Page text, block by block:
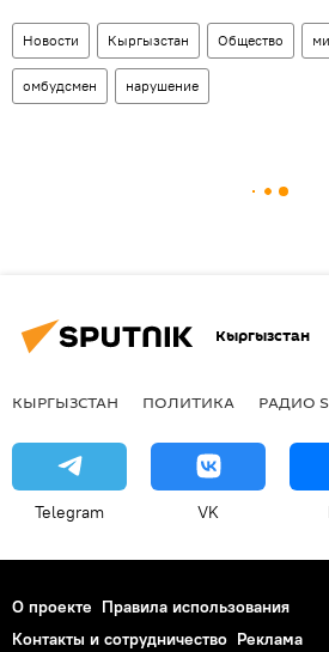
Новости Кыргызстан Общество
омбудсмен нарушение
Кыргызстан
КЫРГЫЗСТАН ПОЛИТИКА РАДИО
Telegram VK
О проекте Правила использования
Контакты и сотрудничество Реклама